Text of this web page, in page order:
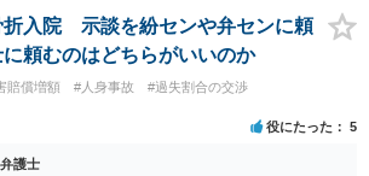
折入院 示談を紛センや弁センに頼
頼むのはどちらがいいのか
賠償増額 #人身事故
#過失割合の交渉
役にたった 5
護士